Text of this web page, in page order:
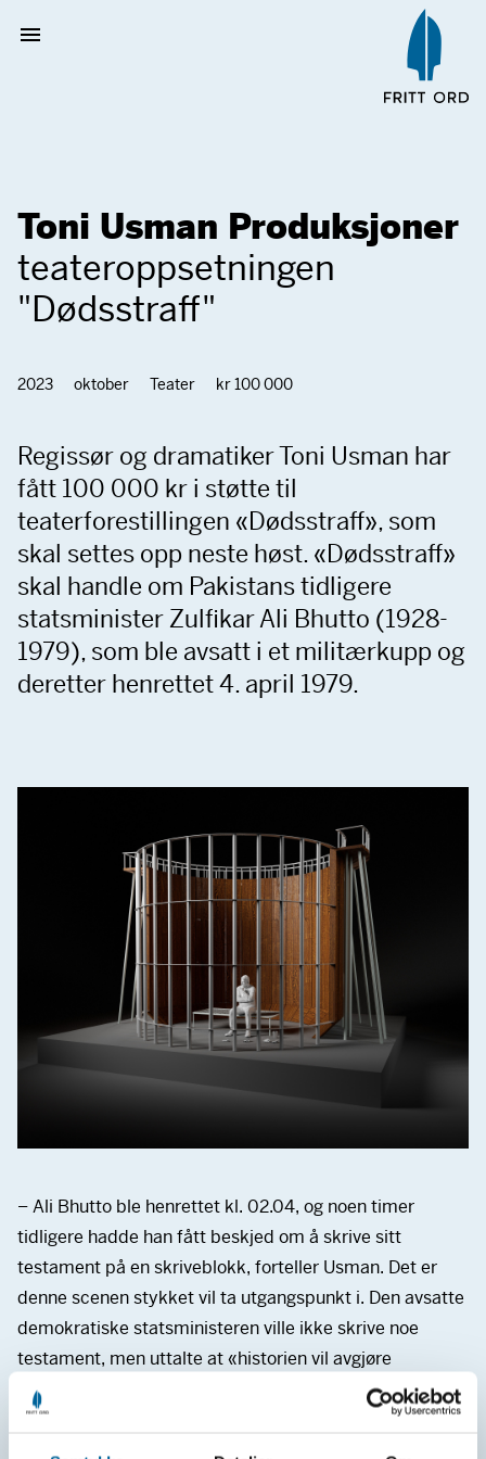
Toni Usman Produksjoner
teateroppsetningen
"Dødsstraff"
2023 oktober Teater kr 100 000
Regissør og dramatiker Toni Usman har
fått 100 000 kr i støtte til
teaterforestillingen «Dødsstraff», som
skal settes opp neste høst. «Dødsstraff»
skal handle om Pakistans tidligere
statsminister Zulfikar Ali Bhutto (1928-
1979), som ble avsatt i et militærkupp og
deretter henrettet 4. april 1979.
– Ali Bhutto ble henrettet kl. 02.04, og noen timer
tidligere hadde han fått beskjed om å skrive sitt
testament på en skriveblokk, forteller Usman. Det er
denne scenen stykket vil ta utgangspunkt i. Den avsatte
demokratiske statsministeren ville ikke skrive noe
testament, men uttalte at «historien vil avgjøre
innholdet av hans testament», forklarer Usman.